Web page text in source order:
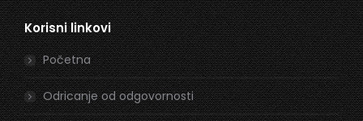
page
opens
in
new
window
page
opens
in
new
window
Korisni linkovi
Početna
Odricanje od odgovornosti